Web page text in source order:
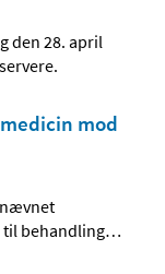
den 28. april
mod
behandling…